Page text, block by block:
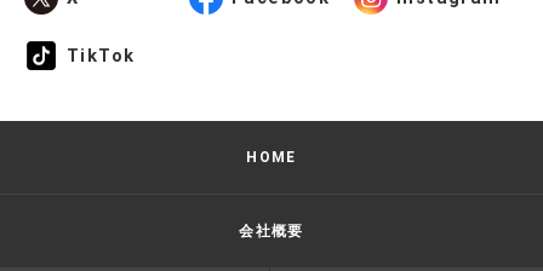
TikTok
HOME
会社概要